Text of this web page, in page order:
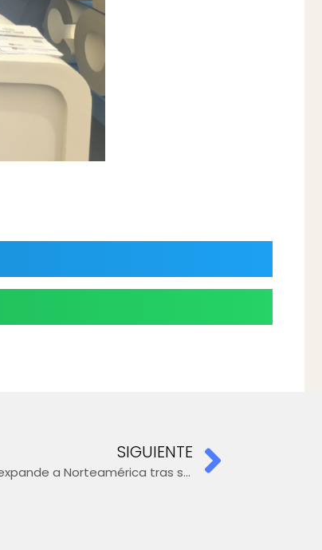
SIGUIENTE
Pasantía en Atlanta: GAIA-Tech se expande a Norteamérica tras su éxito en el 7th Gear Challenge